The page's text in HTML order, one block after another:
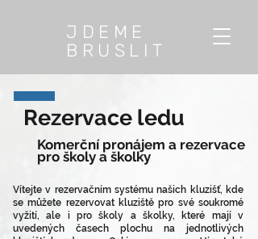
JDEME
BRUSLIT
Rezervace ledu
Komerční pronájem a rezervace
pro školy a školky
Vítejte v rezervačním systému našich kluzišť, kde
se můžete rezervovat kluziště pro své soukromé
vyžití, ale i pro školy a školky, které mají v
uvedených časech plochu na jednotlivých